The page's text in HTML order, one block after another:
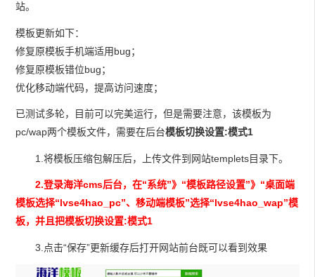
站。
模板更新如下：
修复原模板手机端适用bug；
修复原模板错位bug；
优化移动端代码，提高访问速度；
已测试多轮，目前可以完美运行，但是需要注意，该模板为
pc/wap两个模板文件，需要在后台模板切换设置:模式1
1.将模板压缩包解压后，上传文件到网站templets目录下。
2.登录海洋cms后台，在“系统”》“模板路径设置”》“桌面端
模板选择“lvse4hao_pc”、移动端模板”选择“lvse4hao_wap”模
板，并且把模板切换设置:模式1
3.点击“保存”更新缓存后打开网站前台既可以看到效果